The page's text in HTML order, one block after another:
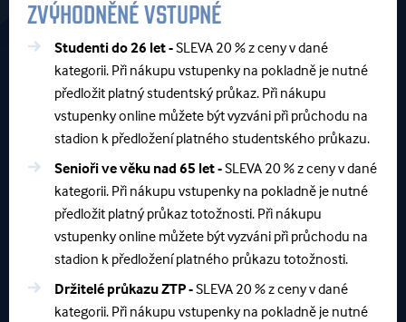
ZVÝHODNĚNÉ VSTUPNÉ
Studenti do 26 let -SLEVA 20 % z ceny v dané
kategorii. Při nákupu vstupenky na pokladně je nutné
předložit platný studentský průkaz. Při nákupu
vstupenky online můžete být vyzváni při průchodu na
stadion k předložení platného studentského průkazu.
Senioři ve věku nad 65 let -SLEVA 20 % z ceny v dané
kategorii. Při nákupu vstupenky na pokladně je nutné
předložit platný průkaz totožnosti. Při nákupu
vstupenky online můžete být vyzváni při průchodu na
stadion k předložení platného průkazu totožnosti.
Držitelé průkazu ZTP -SLEVA 20 % z ceny v dané
kategorii. Při nákupu vstupenky na pokladně je nutné